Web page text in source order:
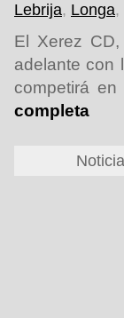
Lebrija, Longa,
El Xerez
adelante con
competirá
completa